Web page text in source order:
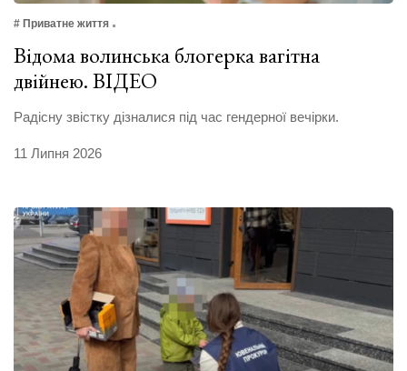
# Приватне життя
Відома волинська блогерка вагітна
двійнею. ВІДЕО
Радісну звістку дізналися під час гендерної вечірки.
11 Липня 2026